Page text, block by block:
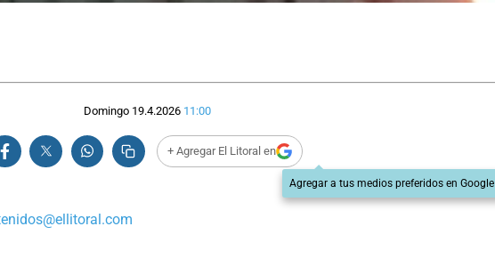
Domingo 19.4.2026 11:00
+ Agregar El Litoral en
Agregar a tus medios preferidos en Google